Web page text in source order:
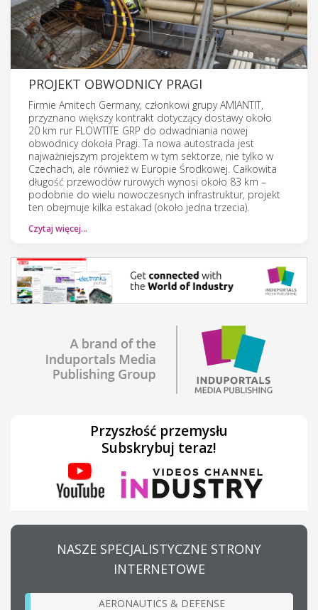
PROJEKT OBWODNICY PRAGI
Firmie Amitech Germany, członkowi grupy AMIANTIT,
przyznano większy kontrakt dotyczący dostawy około
20 km rur FLOWTITE GRP do odwadniania nowej
obwodnicy dokoła Pragi. Ta nowa autostrada jest
najważniejszym projektem w tym sektorze, nie tylko w
Czechach, ale również w Europie Środkowej. Całkowita
długość przewodów rurowych wynosi około 83 km –
podobnie do wielu nowoczesnych infrastruktur, projekt
ten obejmuje kilka estakad (około jedna trzecia).
Czytaj więcej…
Przyszłość przemysłu
Subskrybuj teraz!
NASZE SPECJALISTYCZNE STRONY
INTERNETOWE
AERONAUTICS & DEFENSE